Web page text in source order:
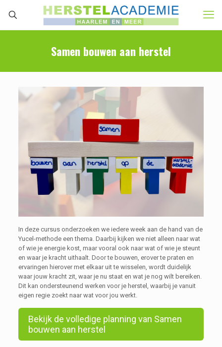
Samen bouwen aan herstel
In deze cursus onderzoeken we iedere week aan de hand van de
Yucel-methode een thema. Daarbij kijken we niet alleen naar wat
of wie je energie kost, maar vooral ook naar wat of wie je steunt
en waar je kracht uithaalt. Door te bouwen, erover te praten en
ervaringen hierover met elkaar uit te wisselen, wordt duidelijk
waar jouw kracht zit, waar je nu staat en wat je nog wilt bereiken.
Dit kan ondersteunend werken voor je herstel, waarbij je vanuit
eigen regie zoekt naar wat voor jou werkt.
Bekijk de volledige planning van Samen
bouwen aan herstel